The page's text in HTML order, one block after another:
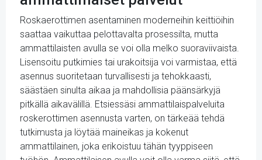
Roskaerottimen asentaminen moderneihin keittiöihin
saattaa vaikuttaa pelottavalta prosessilta, mutta
ammattilaisten avulla se voi olla melko suoraviivaista.
Lisensoitu putkimies tai urakoitsija voi varmistaa, että
asennus suoritetaan turvallisesti ja tehokkaasti,
säästäen sinulta aikaa ja mahdollisia päänsärkyjä
pitkällä aikavälillä. Etsiessäsi ammattilaispalveluita
roskerottimen asennusta varten, on tärkeää tehdä
tutkimusta ja löytää maineikas ja kokenut
ammattilainen, joka erikoistuu tähän tyyppiseen